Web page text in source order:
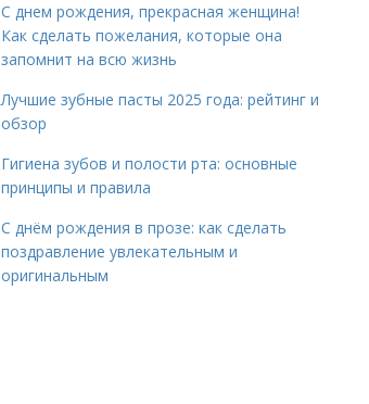
С днем рождения, прекрасная женщина!
Как сделать пожелания, которые она
запомнит на всю жизнь
Лучшие зубные пасты 2025 года: рейтинг и
обзор
Гигиена зубов и полости рта: основные
принципы и правила
С днём рождения в прозе: как сделать
поздравление увлекательным и
оригинальным